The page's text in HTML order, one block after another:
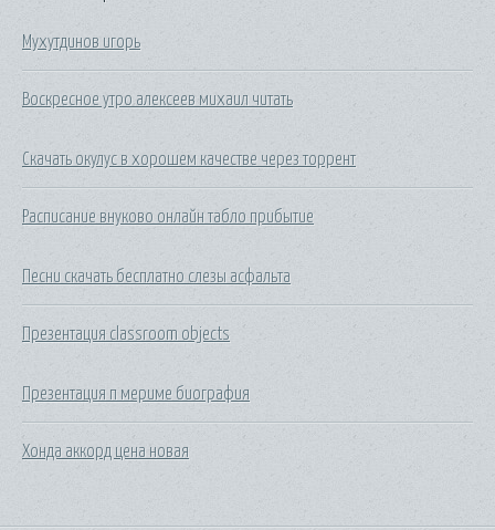
Мухутдинов игорь
Воскресное утро алексеев михаил читать
Скачать окулус в хорошем качестве через торрент
Расписание внуково онлайн табло прибытие
Песни скачать бесплатно слезы асфальта
Презентация classroom objects
Презентация п мериме биография
Хонда аккорд цена новая